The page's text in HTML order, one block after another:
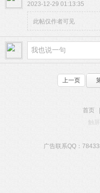
2023-12-29 01:13:35
此帖仅作者可见
上一页
首页
触
广告联系QQ：